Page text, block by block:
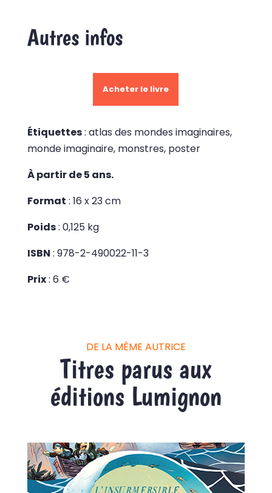
Autres infos
Acheter le livre
Étiquettes: atlas des mondes imaginaires,
monde imaginaire, monstres, poster
À partir de 5 ans.
Format : 16 x 23 cm
Poids: 0,125 kg
ISBN : 978-2-490022-11-3
Prix: 6 €
DE LA MÊME AUTRICE
Titres parus aux
éditions Lumignon